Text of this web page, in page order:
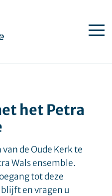
het Petra
de Oude Kerk te
Wals ensemble.
tot deze
en vragen u